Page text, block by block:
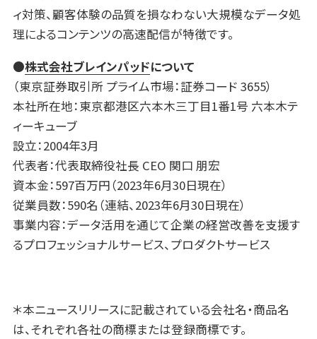
ィ対策、顧客体験の品質を損なわない大規模なデータ処
理によるコンテンツの高速配信が特徴です。
●株式会社ブレインパッドについて
（東京証券取引所 プライム市場：証券コード 3655）
本社所在地：東京都港区六本木三丁目1番1号 六本木テ
ィーキューブ
設立：2004年3月
代表者：代表取締役社長 CEO 関口 朋宏
資本金：597百万円（2023年6月30日現在）
従業員数：590名（連結、2023年6月30日現在）
事業内容：データ活用を通じて企業の経営改善を支援す
るプロフェッショナルサービス、プロダクトサービス
＊本ニュースリリースに記載されている会社名・商品名
は、それぞれ各社の商標または登録商標です。